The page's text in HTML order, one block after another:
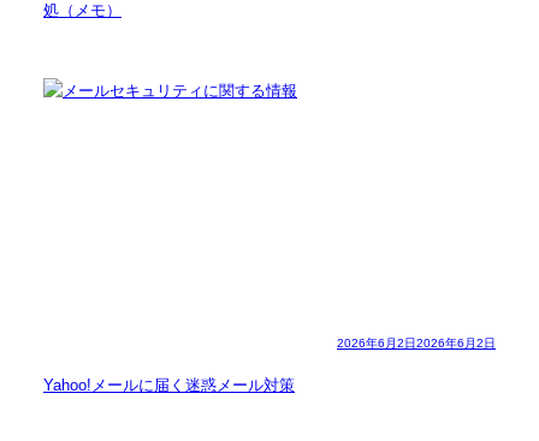
処（メモ）
2026年6月2日2026年6月2日
Yahoo!メールに届く迷惑メール対策